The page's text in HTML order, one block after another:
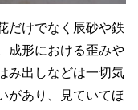
だけでなく辰砂や鉄
成形における歪みや
み出しなどは一切気
があり、見ていてほ